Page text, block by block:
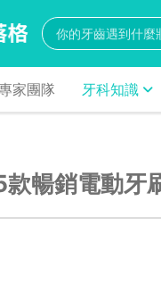
家團隊 牙科知識
暢銷電動牙